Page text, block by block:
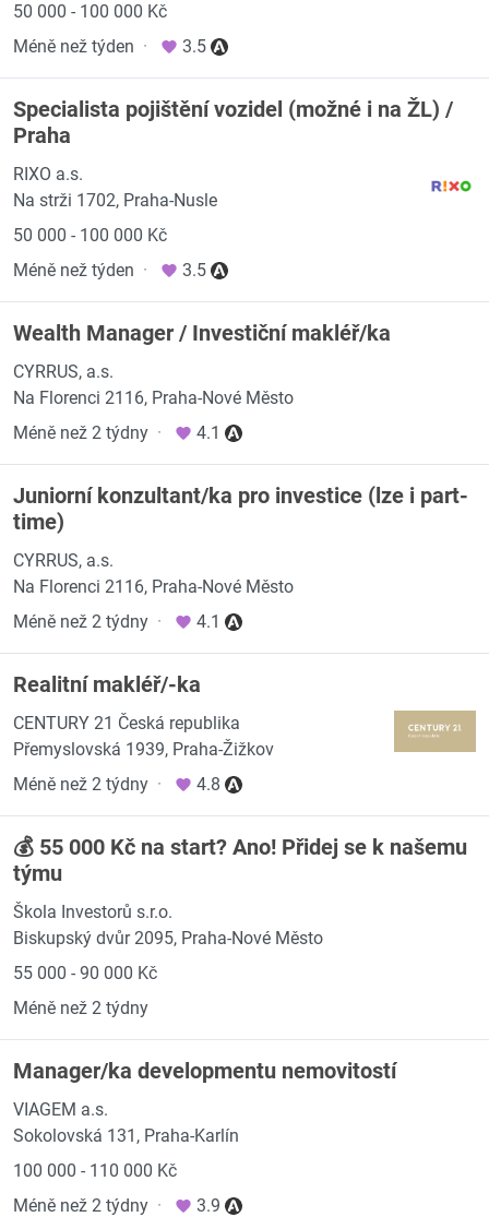
50 000 - 100 000 Kč
Méně než týden · 3.5
Specialista pojištění vozidel (možné i na ŽL) /
Praha
RIXO a.s.
Na strži 1702, Praha-Nusle
50 000 - 100 000 Kč
Méně než týden · 3.5
Wealth Manager / Investiční makléř/ka
CYRRUS, a.s.
Na Florenci 2116, Praha-Nové Město
Méně než 2 týdny · 4.1
Juniorní konzultant/ka pro investice (lze i part-
time)
CYRRUS, a.s.
Na Florenci 2116, Praha-Nové Město
Méně než 2 týdny · 4.1
Realitní makléř/-ka
CENTURY 21 Česká republika
Přemyslovská 1939, Praha-Žižkov
Méně než 2 týdny · 4.8
💰 55 000 Kč na start? Ano! Přidej se k našemu
týmu
Škola Investorů s.r.o.
Biskupský dvůr 2095, Praha-Nové Město
55 000 - 90 000 Kč
Méně než 2 týdny
Manager/ka developmentu nemovitostí
VIAGEM a.s.
Sokolovská 131, Praha-Karlín
100 000 - 110 000 Kč
Méně než 2 týdny · 3.9